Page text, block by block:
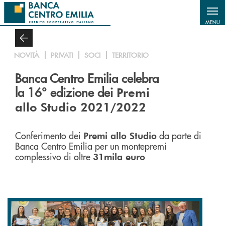
Salta al contenuto principale
MENU
NOVITÀ PRIVATI SOCI TERRITORIO
Banca Centro Emilia celebra
la 16° edizione dei Premi
allo Studio 2021/2022
Conferimento dei Premi allo Studio da parte di
Banca Centro Emilia per un montepremi
complessivo di oltre 31mila euro